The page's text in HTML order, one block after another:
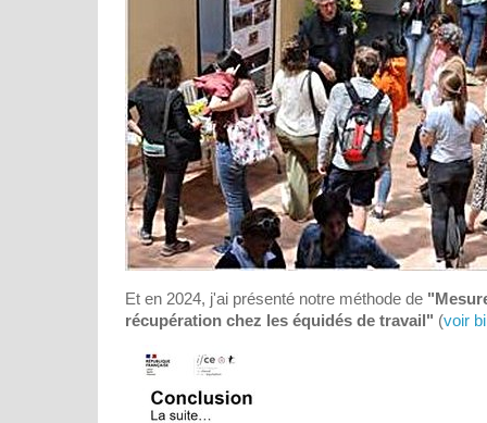
Et en 2024, j'ai présenté notre méthode de
récupération chez les équidés de travail" (voir